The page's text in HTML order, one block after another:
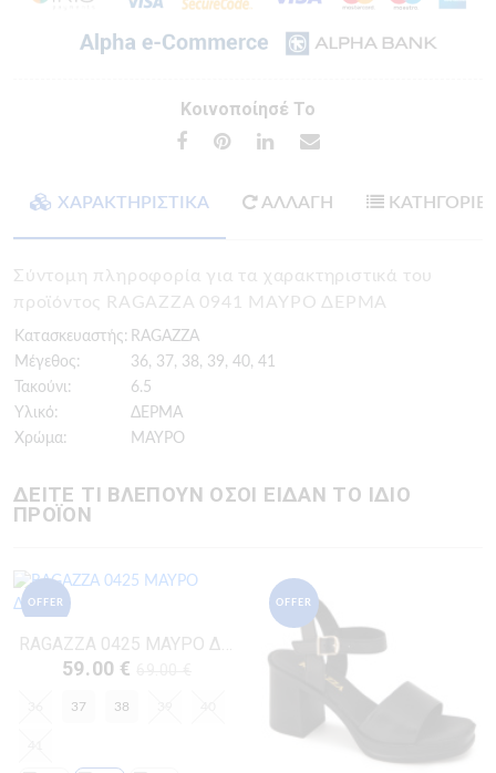
Κοινοποίησέ Το
ΧΑΡΑΚΤΗΡΙΣΤΙΚΑ ΑΛΛΑΓΗ ΚΑΤΗΓΟΡΙΕΣ
Σύντομη πληροφορία για τα χαρακτηριστικά του
προϊόντος RAGAZZA 0941 ΜΑΥΡΟ ΔΕΡΜΑ
Κατασκευαστής: RAGAZZA
Μέγεθος:
36, 37, 38, 39, 40, 41
Τακούνι:
6.5
Υλικό:
ΔΕΡΜΑ
Χρώμα:
ΜΑΥΡΟ
ΔΕΙΤΕ ΤΙ ΒΛΕΠΟΥΝ ΟΣΟΙ ΕΙΔΑΝ ΤΟ ΙΔΙΟ
ΠΡΟΪΟΝ
OFFER
RAGAZZA 0425 ΜΑΥΡΟ ΔΕΡΜΑ
59.00 €
37 38
OFFER